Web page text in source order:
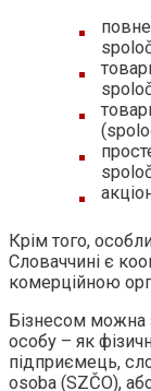
Крім того,
Словаччині є
комерційною
Бізнесом
особу – як
підприємець,
osoba (SZČO),